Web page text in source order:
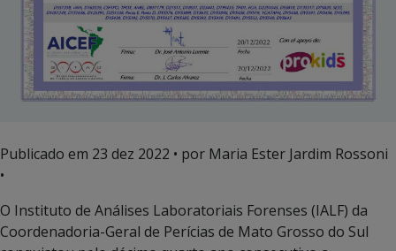
Publicado em 23 dez 2022 • por Maria Ester Jardim Rossoni
•
O Instituto de Análises Laboratoriais Forenses (IALF) da
Coordenadoria-Geral de Perícias de Mato Grosso do Sul